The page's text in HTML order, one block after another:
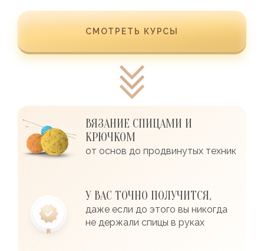
СМОТРЕТЬ КУРСЫ
ВЯЗАНИЕ СПИЦАМИ И
КРЮЧКОМ
от основ до продвинутых техник
У ВАС ТОЧНО ПОЛУЧИТСЯ,
даже если до этого вы никогда
не держали спицы в руках